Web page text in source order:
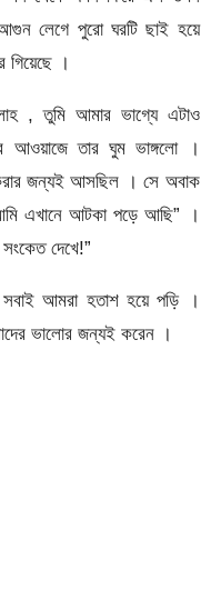
লেগে পুরো ঘরটি ছাই হয়ে
গিয়েছে ।
, তুমি আমার ভাগ্যে এটাও
আওয়াজে তার ঘুম ভাঙ্গলো ।
করার জন্যই আসছিল । সে অবাক
এখানে আটকা পড়ে আছি” ।
দেখে!”
সবাই আমরা হতাশ হয়ে পড়ি ।
ভালোর জন্যই করেন ।